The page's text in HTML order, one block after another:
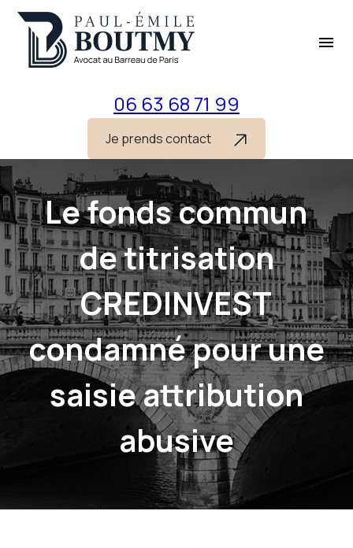
menu
06 63 68 71 99
Je prends contact
Le fonds commun
de titrisation
CREDINVEST
condamné pour une
saisie attribution
abusive
Panneau de gestion des cookies